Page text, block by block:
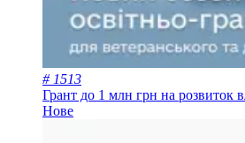
# 1513
Грант до 1 млн грн на розвиток
Нове